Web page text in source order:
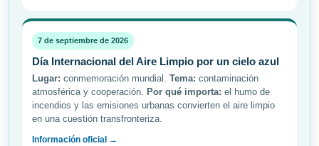
7 de septiembre de 2026
Día Internacional del Aire Limpio por un cielo azul
Lugar: conmemoración mundial. Tema: contaminación
atmosférica y cooperación. Por qué importa: el humo de
incendios y las emisiones urbanas convierten el aire limpio
en una cuestión transfronteriza.
Información oficial →